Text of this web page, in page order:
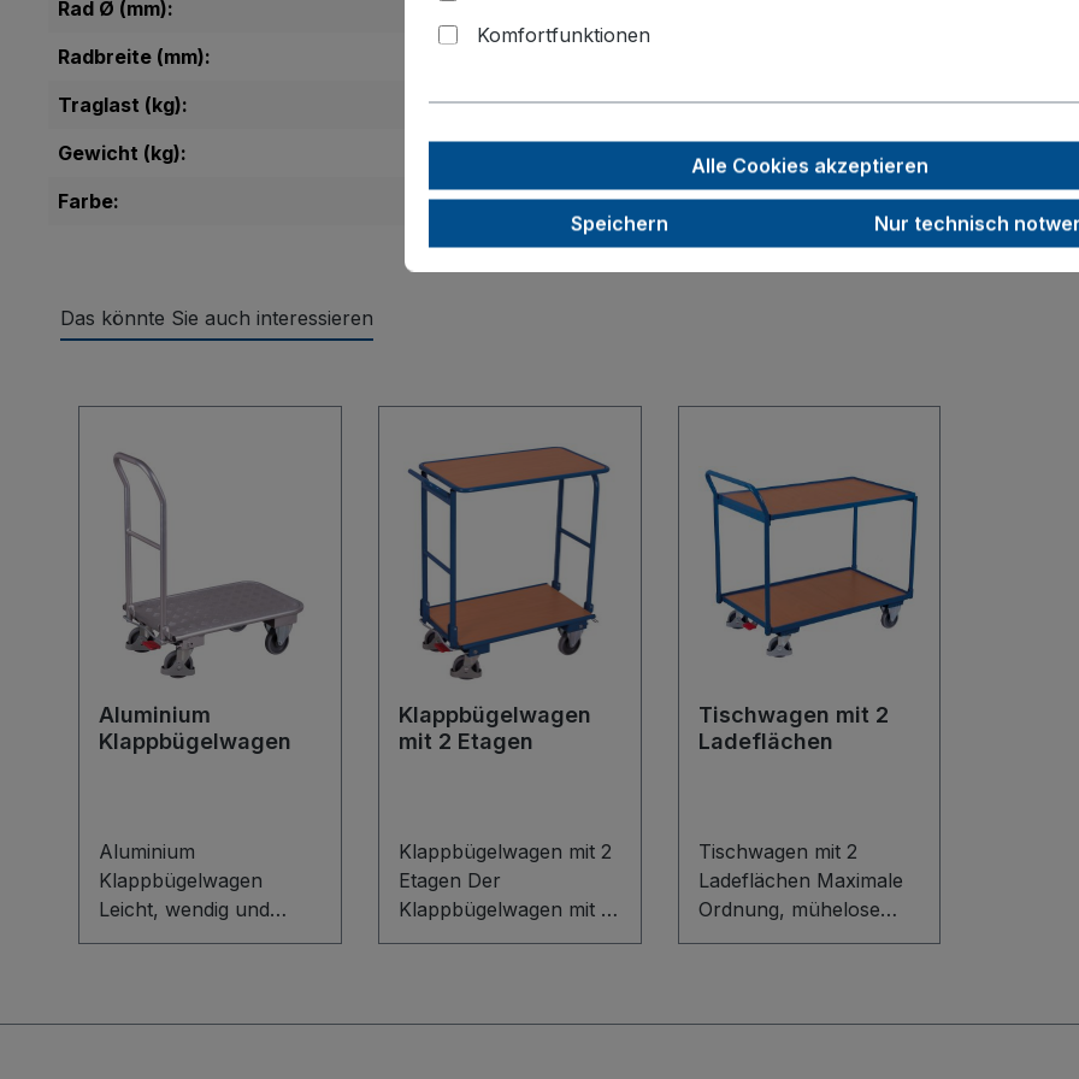
Rad Ø (mm):
Radbreite (mm):
Traglast (kg):
150
Gewicht (kg):
Farbe:
RAL 7016
Das könnte Sie auch interessieren
Aluminium
Klappbügelwagen
Aluminium
Klappbügelwagen
Leicht, wendig und
robust: Der Aluminium
stabile
Klappbügelwagen
mit 2 Etagen
Klappbügelwagen mit 2
Etagen Der
Klappbügelwagen mit 2
Etagen vereint robuste
Flexibilität. Der
Tischwagen mit 2
Ladeflächen
Tischwagen mit 2
Ladeflächen Maximale
Ordnung, mühelose
Mobilität: Der
durch sein flexibles
Komfortfunktionen
Alle Cookies akzeptieren
Speichern Nur technisch